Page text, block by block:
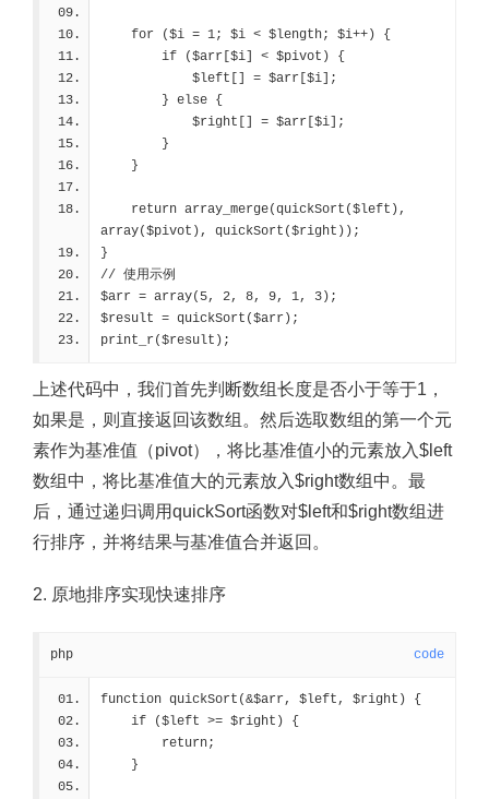
    for ($i = 1; $i < $length; $i++) {
        if ($arr[$i] < $pivot) {
            $left[] = $arr[$i];
        } else {
            $right[] = $arr[$i];
        }
    }
array($pivot), quickSort($right));
}
// 使用示例
$arr = array(5, 2, 8, 9, 1, 3);
$result = quickSort($arr);
print_r($result);
上述代码中，我们首先判断数组长度是否小于等于1，
如果是，则直接返回该数组。然后选取数组的第一个元
素作为基准值（pivot），将比基准值小的元素放入$left
数组中，将比基准值大的元素放入$right数组中。最
后，通过递归调用quickSort函数对$left和$right数组进
行排序，并将结果与基准值合并返回。
2. 原地排序实现快速排序
php code
function quickSort(&$arr, $left, $right) {
    if ($left >= $right) {
        return;
    }